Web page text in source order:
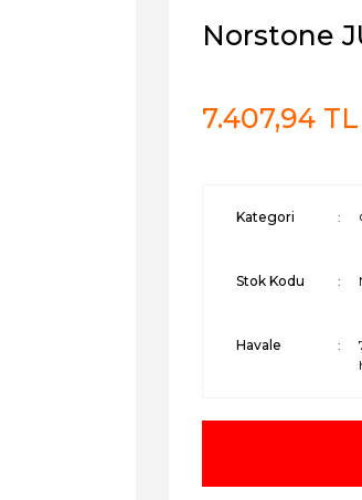
Norstone
7.407,94 TL
Kategori
Stok Kodu
Havale